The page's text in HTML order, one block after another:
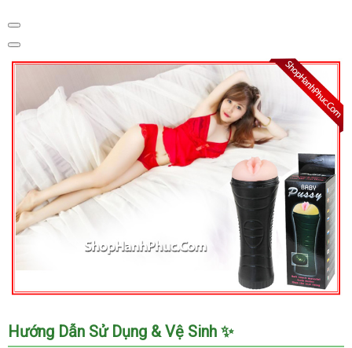
Đồ
Chơi
Hướng Dẫn Sử Dụng & Vệ Sinh ✨